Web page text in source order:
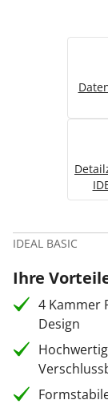
IDEAL BASIC
Ihre
4 Kammer
Design